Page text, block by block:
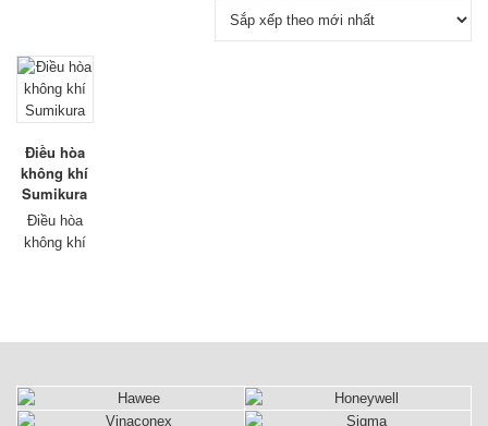
Điều hòa
không khí
Sumikura
Điều hòa
không khí
khác nhưng
đã nhanh